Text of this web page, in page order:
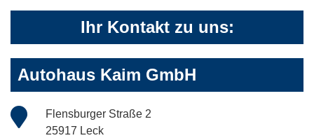
Ihr Kontakt zu uns:
Autohaus Kaim GmbH
Flensburger Straße 2
25917 Leck